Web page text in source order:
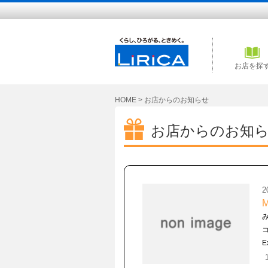
お店を探
HOME > お店からのお知らせ
お店からのお知